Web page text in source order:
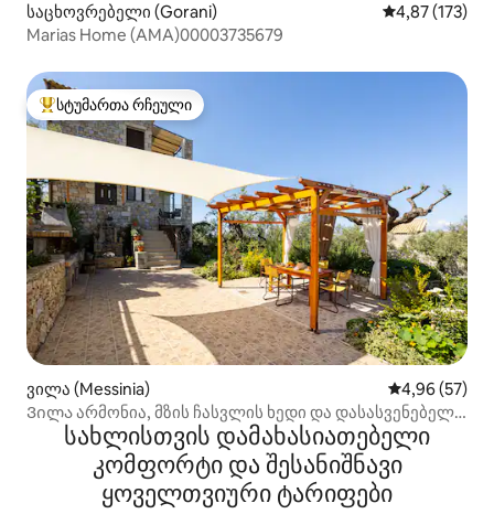
საცხოვრებელი (Gorani) საშუალო
4,87 (173)
Marias Home (AMA)00003735679
სტუმართა რჩეული მოწინავე ვარიანტი
სტუმართა რჩეული
ვილა (Messinia) საშუალო
4,96 (57)
Ვილა არმონია, მზის ჩასვლის ხედი და დასასვენებელი
პლაჟის ატმოსფერო
სახლისთვის დამახასიათებელი
კომფორტი და შესანიშნავი
ყოველთვიური ტარიფები